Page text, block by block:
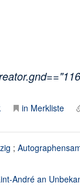
in Merkliste
;
André an